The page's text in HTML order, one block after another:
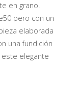
en grano.
pero con un
elaborada
una fundición
elegante